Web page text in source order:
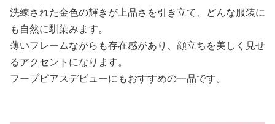
洗練された金色の輝きが上品さを引き立て、どんな服装に
も自然に馴染みます。
薄いフレームながらも存在感があり、顔立ちを美しく見せ
るアクセントになります。
フープピアスデビューにもおすすめの一品です。